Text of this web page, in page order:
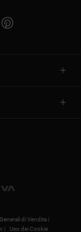
di Vendita |
| Uso dei Cookie